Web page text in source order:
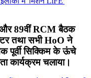
89वीं RCM बैठक
तथा सभी HoO ने
पूर्वी सिक्किम के ऊंचे
कार्यक्रम चलाया।